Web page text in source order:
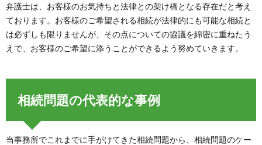
弁護士は、お客様のお気持ちと法律との架け橋となる存在だと考え
ております。お客様のご希望される相続が法律的にも可能な相続と
は必ずしも限りませんが、その点についての協議を綿密に重ねたう
えで、お客様のご希望に添うことができるよう努めていきます。
相続問題の代表的な事例
当事務所でこれまでに手がけてきた相続問題から、相続問題のケー